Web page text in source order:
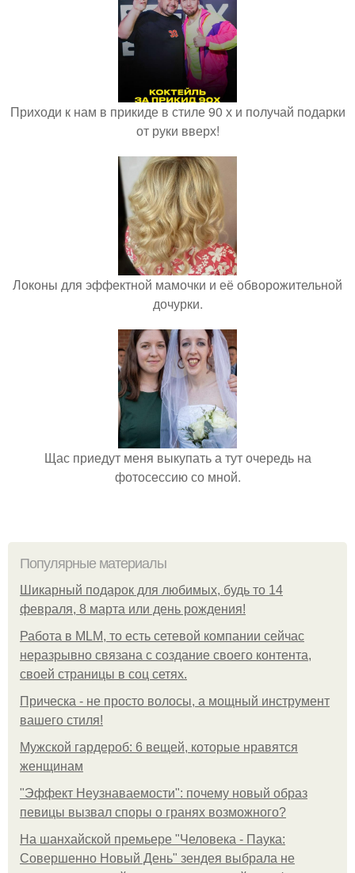
Приходи к нам в прикиде в стиле 90 х и получай подарки
от руки вверх!
Локоны для эффектной мамочки и её обворожительной
дочурки.
Щас приедут меня выкупать а тут очередь на
фотосессию со мной.
Популярные материалы
Шикарный подарок для любимых, будь то 14
февраля, 8 марта или день рождения!
Работа в MLM, то есть сетевой компании сейчас
неразрывно связана с создание своего контента,
своей страницы в соц сетях.
Прическа - не просто волосы, а мощный инструмент
вашего стиля!
Мужской гардероб: 6 вещей, которые нравятся
женщинам
"Эффект Неузнаваемости": почему новый образ
певицы вызвал споры о гранях возможного?
На шанхайской премьере "Человека - Паука:
Совершенно Новый День" зендея выбрала не